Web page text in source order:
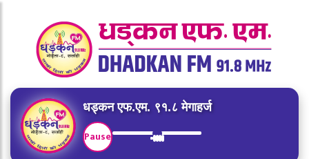
धड्कन एफ.एम. ९१.८ मेगाहर्ज
Pause